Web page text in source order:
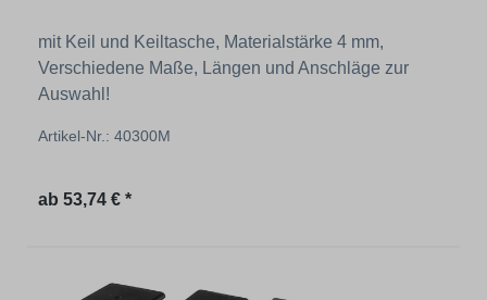
mit Keil und Keiltasche, Materialstärke 4 mm,
Verschiedene Maße, Längen und Anschläge zur
Auswahl!
Artikel-Nr.: 40300M
Regulärer Preis:
ab 53,74 € *